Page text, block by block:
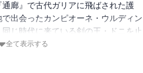
廊』で古代ガリアに飛ばされた護
出会ったカンピオーネ・ウルディン
じ時代に来ている剣の王・ドニを止
いの最中に新たなまつろわぬ神と出
全て表示する